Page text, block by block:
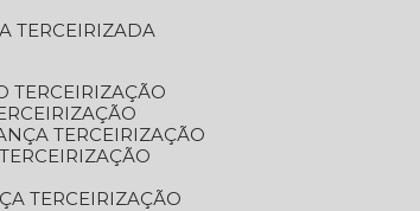
TERCEIRIZADA
TERCEIRIZAÇÃO
TERCEIRIZAÇÃO
TERCEIRIZAÇÃO